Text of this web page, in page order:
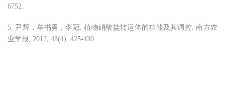
6752.
5.尹辉，牟书勇，李冠.植物硝酸盐转运体的功能及其调控.南方农
业学报, 2012, 43(4): 425-430.